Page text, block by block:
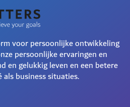
voor persoonlijke ontwikkeling
persoonlijke ervaringen en
en gelukkig leven en een betere
business situaties.